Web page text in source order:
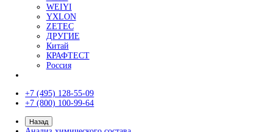
Моечные машины
Ультразвуковые ванны
Оптические измерительные системы
Видеоизмерительные системы
Визуальный контроль
Видеоэндоскопы